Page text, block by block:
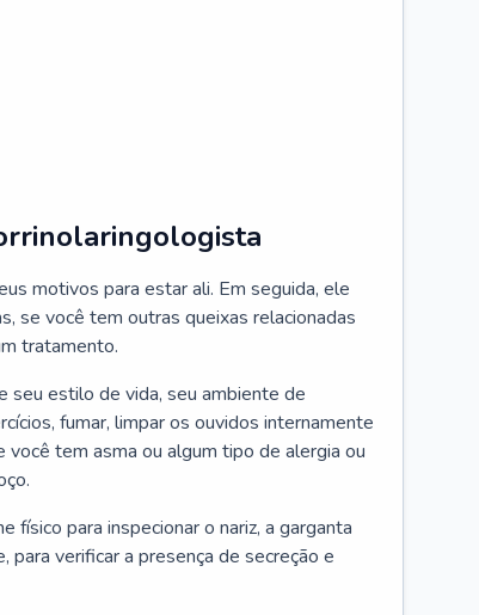
motivos para estar ali. Em seguida, ele
se você tem outras queixas relacionadas
tratamento.
seu estilo de vida, seu ambiente de
fumar, limpar os ouvidos internamente
tem asma ou algum tipo de alergia ou
físico para inspecionar o nariz, a garganta
verificar a presença de secreção e